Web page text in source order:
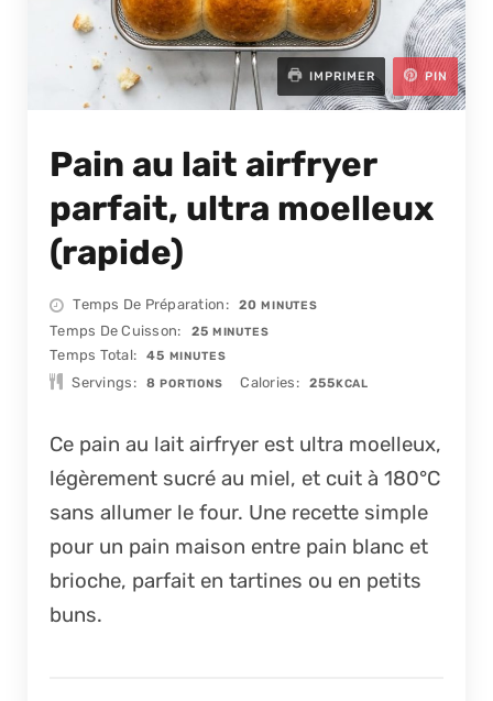
IMPRIMER PIN
Pain au lait airfryer
parfait, ultra moelleux
(rapide)
Temps De Préparation 20MINUTES
MINUTES
Temps De Cuisson 25MINUTES
MINUTES
Temps Total 45 MINUTES
MINUTES
Servings 8 PORTIONS Calories 255KCAL
Ce pain au lait airfryer est ultra moelleux,
légèrement sucré au miel, et cuit à 180°C
sans allumer le four. Une recette simple
pour un pain maison entre pain blanc et
brioche, parfait en tartines ou en petits
buns.